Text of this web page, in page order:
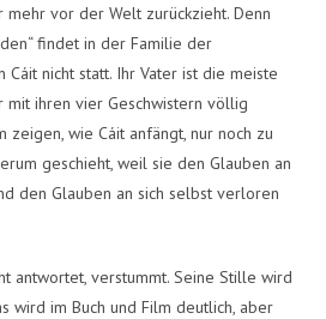
mehr vor der Welt zurückzieht. Denn
findet in der Familie der
Cáit nicht statt. Ihr Vater ist die meiste
mit ihren vier Geschwistern völlig
zeigen, wie Cáit anfängt, nur noch zu
geschieht, weil sie den Glauben an
den Glauben an sich selbst verloren
antwortet, verstummt. Seine Stille wird
wird im Buch und Film deutlich, aber